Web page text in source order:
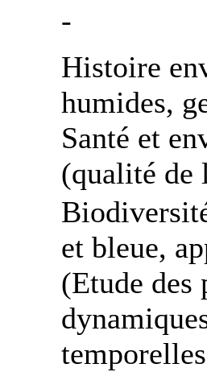
-
Histoire
humides,
Santé et
(qualité de
et bleue,
(Etude des